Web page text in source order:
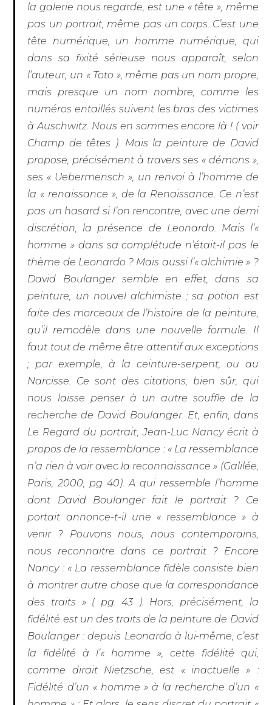
la galerie nous regarde, est une « tête », même
pas un portrait, même pas un corps. C’est une
tête numérique, un homme numérique, qui
dans sa fixité sérieuse nous apparaît, selon
l’auteur, un « Toto », même pas un nom propre,
mais presque un nom nombre, comme les
numéros entaillés suivent les bras des victimes
à Auschwitz. Nous en sommes encore là ! ( voir
Champ de têtes ). Mais la peinture de David
propose, précisément à travers ses « démons »,
ses « Uebermensch », un renvoi à l’homme de
la « renaissance », de la Renaissance. Ce n’est
pas un hasard si l’on rencontre, avec une demi
discrétion, la présence de Leonardo. Mais l’«
homme » dans sa complétude n’était-il pas le
thème de Leonardo ? Mais aussi l’« alchimie » ?
David Boulanger semble en effet, dans sa
peinture, un nouvel alchimiste ; sa potion est
faite des morceaux de l’histoire de la peinture,
qu’il remodèle dans une nouvelle formule. Il
faut tout de même être attentif aux exceptions
; par exemple, à la ceinture-serpent, ou au
Narcisse. Ce sont des citations, bien sûr, qui
nous laisse penser à un autre souffle de la
recherche de David Boulanger. Et, enfin, dans
Le Regard du portrait , Jean-Luc Nancy écrit à
propos de la ressemblance : « La ressemblance
n’a rien à voir avec la reconnaissance » (Galilée,
Paris, 2000, pg 40). A qui ressemble l’homme
dont David Boulanger fait le portrait ? Ce
portait annonce-t-il une « ressemblance » à
venir ? Pouvons nous, nous contemporains,
nous reconnaitre dans ce portrait ? Encore
Nancy : « La ressemblance fidèle consiste bien
à montrer autre chose que la correspondance
des traits » ( pg. 43 ). Hors, précisément, la
fidélité est un des traits de la peinture de David
Boulanger : depuis Leonardo à lui-même, c’est
la fidélité à l’« homme », cette fidélité qui,
comme dirait Nietzsche, est « inactuelle » :
Fidélité d’un « homme » à la recherche d’un «